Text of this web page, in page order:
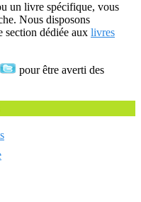
un livre spécifique, vous
Nous disposons
section dédiée aux livres
pour être averti des